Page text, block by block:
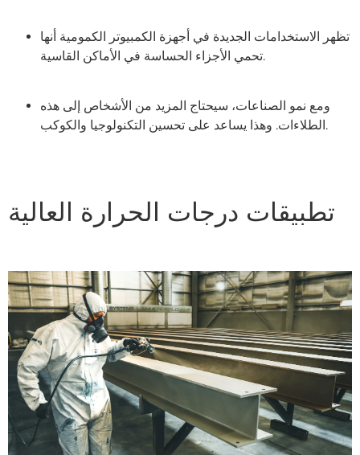
تظهر الاستخدامات الجديدة في أجهزة الكمبيوتر الكمومية أنها
تحمي الأجزاء الحساسة في الأماكن القاسية.
ومع نمو الصناعات، سيحتاج المزيد من الأشخاص إلى هذه
الطلاءات. وهذا يساعد على تحسين التكنولوجيا والكوكب.
تطبيقات درجات الحرارة العالية